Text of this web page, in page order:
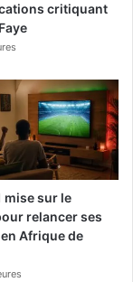
critiquant
mise sur le
relancer ses
Afrique de